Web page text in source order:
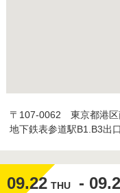
〒107-0062 東京都港区
地下鉄表参道駅B1.B3出
09.22 THU -